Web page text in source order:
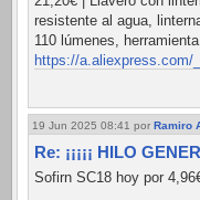
resistente al agua,
110 lúmenes,
https://a.aliexpress.com/
19 Jun 2025 08:41 por Ramiro
Re: ¡¡¡¡¡ HILO
Sofirn SC18 hoy por